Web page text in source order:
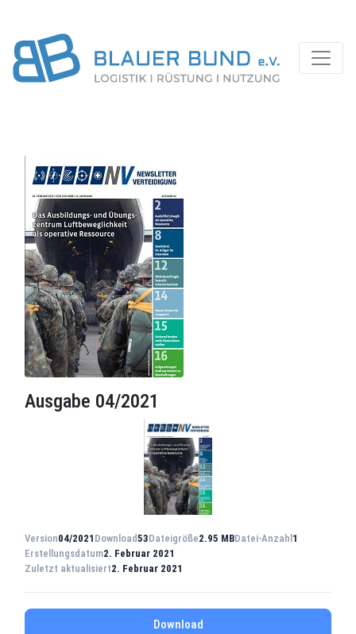
Ausgabe 04/2021
Version04/2021 Download53Dateigröße2.95 MBDatei-Anzahl1
Erstellungsdatum2. Februar 2021
Zuletzt aktualisiert2. Februar 2021
Download